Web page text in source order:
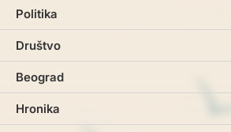
Politika
Društvo
Beograd
Hronika